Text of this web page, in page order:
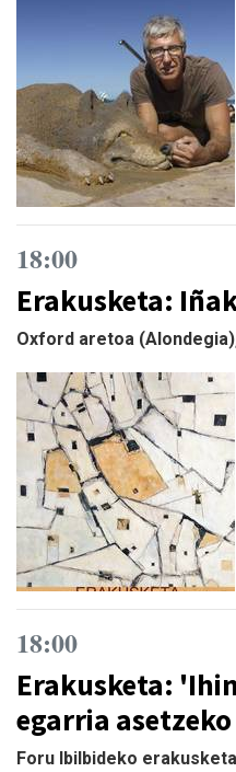
18:00
Erakusketa:
Oxford aretoa
18:00
Erakusketa:
egarria
Foru Ibilbideko